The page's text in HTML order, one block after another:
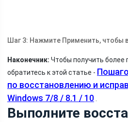
Шаг 3: Нажмите Применить, чтобы
Наконечник: Чтобы получить
обратитесь к этой статье -
по восстановлению и
Windows 7/8 / 8.1 / 10
Выполните